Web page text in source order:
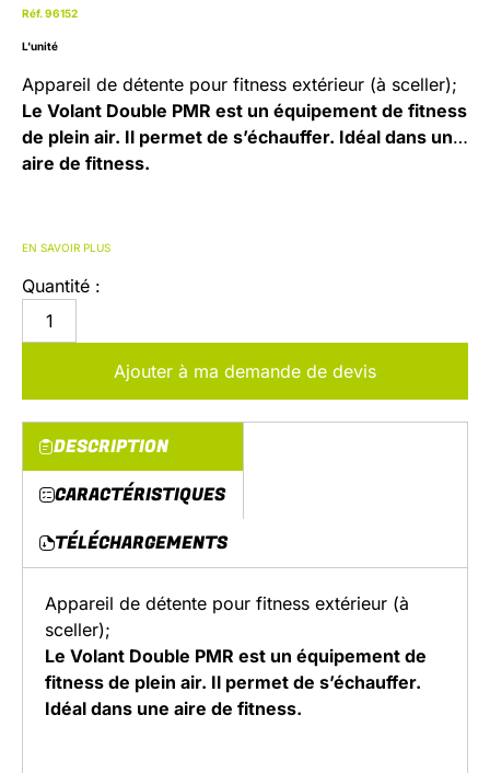
Réf. 96152
L'unité
Appareil de détente pour fitness extérieur (à sceller);
Le Volant Double PMR est un équipement de fitness
de plein air. Il permet de s’échauffer. Idéal dans une
aire de fitness.
EN SAVOIR PLUS
Quantité :
Ajouter à ma demande de devis
DESCRIPTION
CARACTÉRISTIQUES
TÉLÉCHARGEMENTS
Appareil de détente pour fitness extérieur (à
sceller);
Le Volant Double PMR est un équipement de
fitness de plein air. Il permet de s’échauffer.
Idéal dans une aire de fitness.